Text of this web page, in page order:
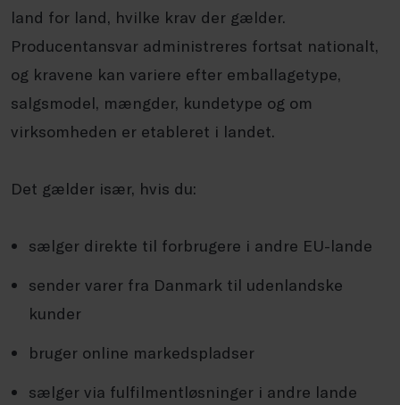
land for land, hvilke krav der gælder.
Producentansvar administreres fortsat nationalt,
og kravene kan variere efter emballagetype,
salgsmodel, mængder, kundetype og om
virksomheden er etableret i landet.
Det gælder især, hvis du:
sælger direkte til forbrugere i andre EU-lande
sender varer fra Danmark til udenlandske
kunder
bruger online markedspladser
sælger via fulfilmentløsninger i andre lande